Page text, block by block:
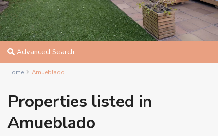
Advanced Search
Home Amueblado
Properties listed in
Amueblado